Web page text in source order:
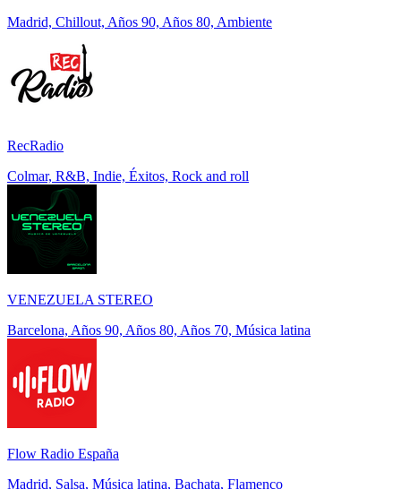
Madrid, Chillout, Años 90, Años 80, Ambiente
RecRadio
Colmar, R&B, Indie, Éxitos, Rock and roll
VENEZUELA STEREO
Barcelona, Años 90, Años 80, Años 70, Música latina
Flow Radio España
Madrid, Salsa, Música latina, Bachata, Flamenco